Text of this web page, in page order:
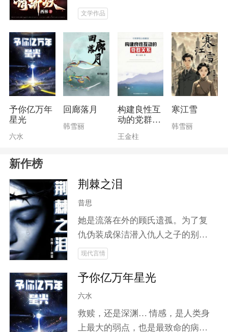
被遗忘于尘世。随着妖道的崛起，
血雨。城主之子云笙，本是无名之
辈，却因神魂附体而开启了修仙之
旅。他将如何面对人鬼之间错综复
杂的关系？当妖魔肆虐、邪修作
乱，为求长生不惜血祭无辜时，云
笙将踏上斩妖除邪之路。在这条险
恶之路上，他不仅要放下世俗羁
绊，更要面对情感与理智之间的抉
同揭开这场关于信念与剑道、爱恨
文学作品
予你亿万年
星光
六水
回廊落月
韩雪丽
构建良性互
动的党群关
王金柱
寒江雪
韩雪丽
新作榜
荆棘之泪
昔思
她是流落在外的顾氏遗孤。为了复
仇伪装成保洁潜入仇人之子的别
墅。他是被铁血教育下的继承人，
光正是来索命的债。在寻找真相的
过程中，两个人产生了感情上的变
把她护在身后，为她挡枪，挡刀，
现代言情
予你亿万年星光
六水
救赎，还是深渊… 情感，是人类身
上最大的弱点，也是最致命的病